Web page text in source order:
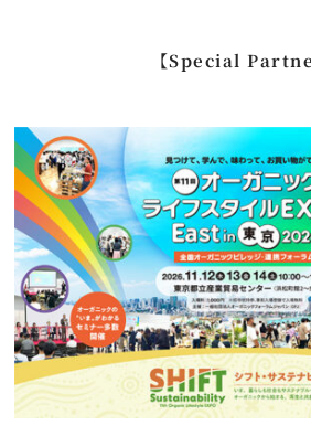
【Special